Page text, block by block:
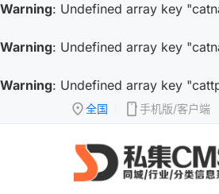
Warning: Undefined array key
Warning: Undefined array key
Warning: Undefined array key
location_on全国 mobile手机版/客户端